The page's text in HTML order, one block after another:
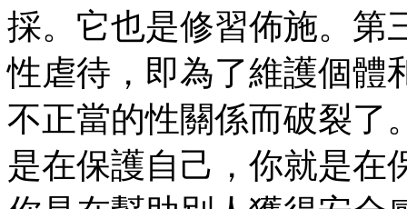
採。它也是修習佈施。第
性虐待，即為了維護個體
不正當的性關係而破裂了
是在保護自己，你就是在